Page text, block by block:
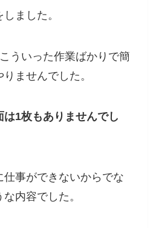
ました。
ういった作業ばかりで簡
ませんでした。
は1枚もありませんでし
仕事ができないからでな
内容でした。